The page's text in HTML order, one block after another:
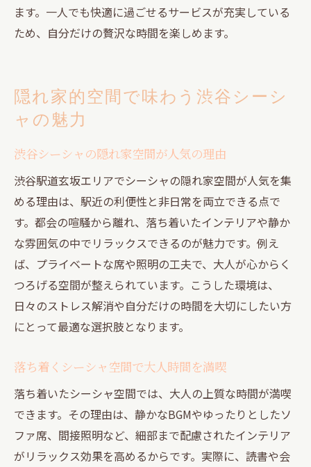
ます。一人でも快適に過ごせるサービスが充実している
ため、自分だけの贅沢な時間を楽しめます。
隠れ家的空間で味わう渋谷シーシ
ャの魅力
渋谷シーシャの隠れ家空間が人気の理由
渋谷駅道玄坂エリアでシーシャの隠れ家空間が人気を集
める理由は、駅近の利便性と非日常を両立できる点で
す。都会の喧騒から離れ、落ち着いたインテリアや静か
な雰囲気の中でリラックスできるのが魅力です。例え
ば、プライベートな席や照明の工夫で、大人が心からく
つろげる空間が整えられています。こうした環境は、
日々のストレス解消や自分だけの時間を大切にしたい方
にとって最適な選択肢となります。
落ち着くシーシャ空間で大人時間を満喫
落ち着いたシーシャ空間では、大人の上質な時間が満喫
できます。その理由は、静かなBGMやゆったりとしたソ
ファ席、間接照明など、細部まで配慮されたインテリア
がリラックス効果を高めるからです。実際に、読書や会